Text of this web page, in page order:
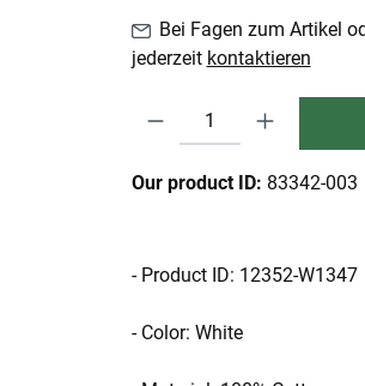
Bei Fagen zum Artikel
jederzeit kontaktieren
Produkt Anzahl: Gib den
Our product ID: 83342-003
- Product ID: 12352-W1347
- Color: White